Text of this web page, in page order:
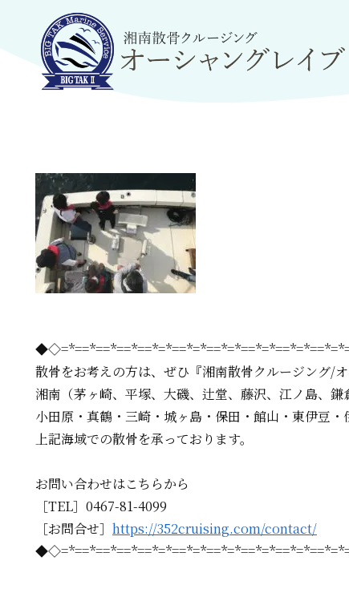
散骨をお考えの方は、 ぜひ『湘南散骨クルージング/
湘南（茅ヶ崎、平塚、大磯、辻堂、藤沢、江ノ島、鎌
小田原・真鶴・三崎・城ヶ島・保田・館山・東伊豆・
上記海域での散骨を承っております。
お問い合わせはこちらから
［TEL］0467-81-4099
［お問合せ］ https://352cruising.com/contact/